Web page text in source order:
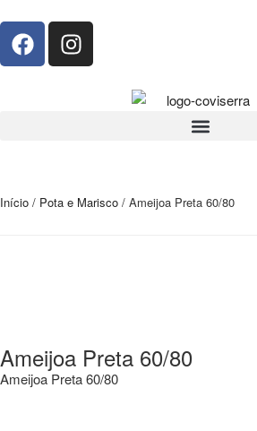
Início / Pota e Marisco / Ameijoa Preta 60/80
Ameijoa Preta 60/80
Ameijoa Preta 60/80